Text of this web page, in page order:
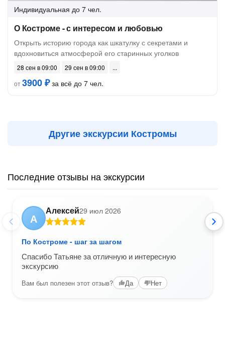
Индивидуальная до 7 чел.
О Костроме - с интересом и любовью
Открыть историю города как шкатулку с секретами и
вдохновиться атмосферой его старинных уголков
28 сен в 09:00
29 сен в 09:00
от3900 ₽за всё до 7 чел.
Другие экскурсии Костромы
Последние отзывы на экскурсии
А
Алексей29 июл 2026
По Костроме - шаг за шагом
Спасибо Татьяне за отличную и интересную
экскурсию
Вам был полезен этот отзыв? Да Нет